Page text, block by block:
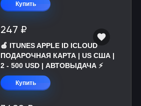
Купить
247 ₽
🍎 ITUNES APPLE ID ICLOUD
ПОДАРОЧНАЯ КАРТА | US США |
2 - 500 USD | АВТОВЫДАЧА ⚡️
Купить